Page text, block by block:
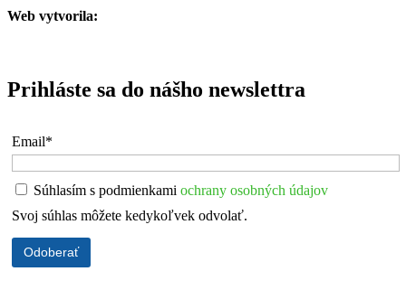
Web vytvorila:
Prihláste sa do nášho newslettra
Email*
Súhlasím s podmienkami ochrany osobných údajov
Svoj súhlas môžete kedykoľvek odvolať.